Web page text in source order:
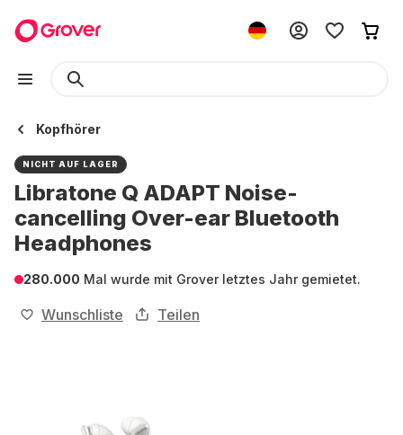
Kopfhörer
NICHT AUF LAGER
Libratone Q ADAPT Noise-
cancelling Over-ear Bluetooth
Headphones
280.000 Mal wurde mit Grover letztes Jahr gemietet.
Wunschliste Teilen